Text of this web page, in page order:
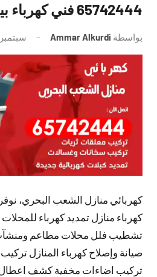
65742444 فني كهرباء بيوت الكويت
بواسطة Ammar Alkurdi سبتمبر 27, 2021
كهربائي منازل الشعب البحري،
كهرباء منازل تمديد كهرباء
تشطيب فلل محلات مطاعم
صيانة وإصلاح كهرباء المنازل
تركيب اضاءات مخفية كشف اعطال